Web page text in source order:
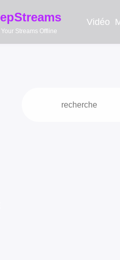
Streams Offline
Vidéo